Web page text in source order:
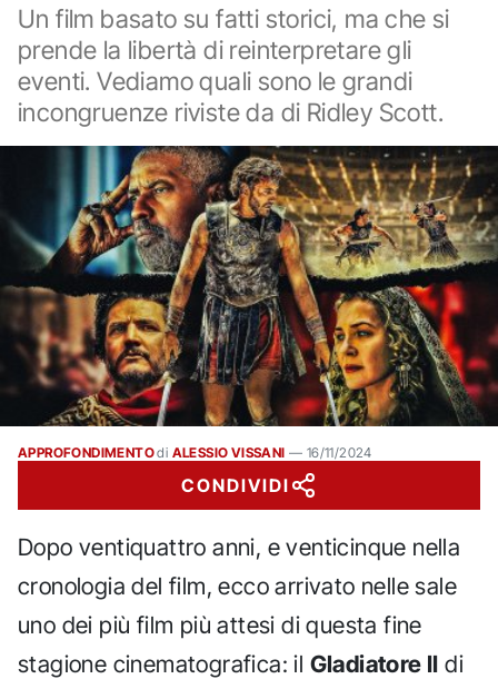
Un film basato su fatti storici, ma che si
prende la libertà di reinterpretare gli
eventi. Vediamo quali sono le grandi
incongruenze riviste da di Ridley Scott.
APPROFONDIMENTOdi ALESSIO VISSANI — 16/11/2024
CONDIVIDI
Dopo ventiquattro anni, e venticinque nella
cronologia del film, ecco arrivato nelle sale
uno dei più film più attesi di questa fine
stagione cinematografica: il Gladiatore II di